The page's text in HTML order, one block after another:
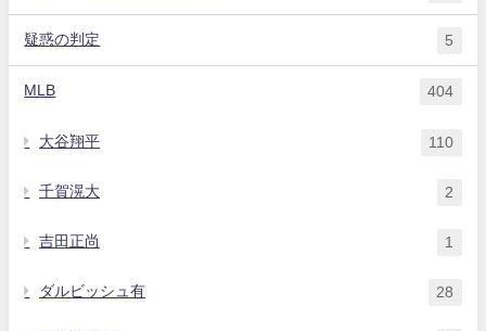
疑惑の判定 5
MLB 404
大谷翔平 110
千賀滉大 2
吉田正尚 1
ダルビッシュ有 28